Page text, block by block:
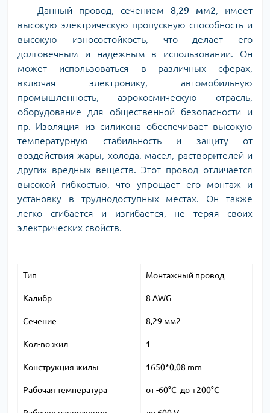
Данный провод, сечением 8,29 мм2, имеет
высокую электрическую пропускную способность и
высокую износостойкость, что делает его
долговечным и надежным в использовании. Он
может использоваться в различных сферах,
включая электронику, автомобильную
промышленность, аэрокосмическую отрасль,
оборудование для общественной безопасности и
пр. Изоляция из силикона обеспечивает высокую
температурную стабильность и защиту от
воздействия жары, холода, масел, растворителей и
других вредных веществ. Этот провод отличается
высокой гибкостью, что упрощает его монтаж и
установку в труднодоступных местах. Он также
легко сгибается и изгибается, не теряя своих
электрических свойств.
Тип Монтажный провод
Калибр 8 AWG
Сечение 8,29 мм2
Кол-во жил 1
Конструкция жилы 1650*0,08 mm
Рабочая температура от -60°C до +200°C